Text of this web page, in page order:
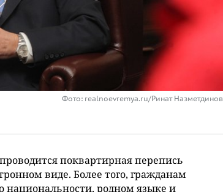
Фото: realnoevremya.ru/Ринат Назметдинов
поквартирная перепись
виде. Более того, гражданам
национальности, родном языке и